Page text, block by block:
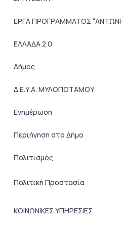
ΕΡΓΑ ΠΡΟΓΡΑΜΜΑΤΟΣ
ΕΛΛΑΔΑ 2.0
Δήμος
Δ.Ε.Υ.Α. ΜΥΛΟΠΟΤΑΜΟΥ
Ενημέρωση
Περιήγηση στο Δήμο
Πολιτισμός
Πολιτική Προστασία
ΚΟΙΝΩΝΙΚΕΣ ΥΠΗΡΕΣΙΕΣ